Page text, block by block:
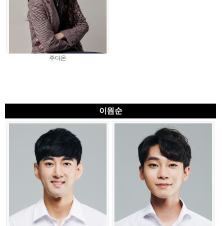
주다온
이원순